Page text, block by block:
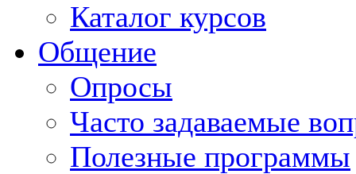
Каталог курсов
Общение
Опросы
Часто задаваемые
Полезные программы